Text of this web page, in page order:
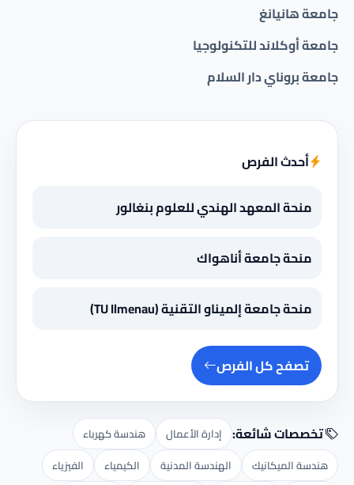
جامعة هانيانغ
جامعة أوكلاند للتكنولوجيا
جامعة بروناي دار السلام
أحدث الفرص
منحة المعهد الهندي للعلوم بنغالور
منحة جامعة أناهواك
منحة جامعة إلميناو التقنية (TU Ilmenau)
تصفح كل الفرص
تخصصات شائعة: إدارة الأعمال
هندسة كهرباء
هندسة الميكانيك
الهندسة المدنية الكيمياء الفيزياء